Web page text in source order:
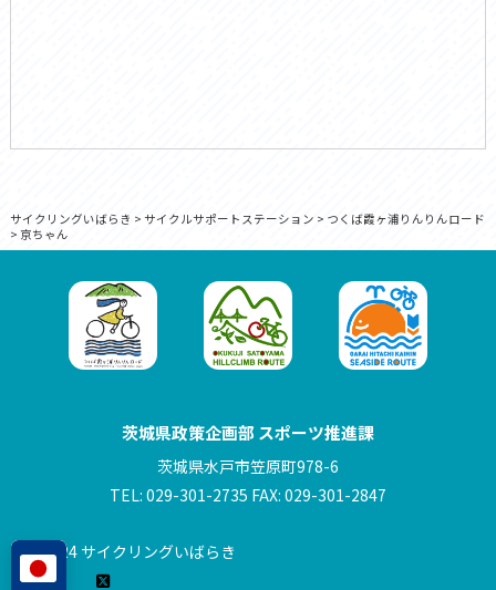
サイクリングいばらき > サイクルサポートステーション > つくば霞ヶ浦りんりんロード
> 京ちゃん
茨城県政策企画部 スポーツ推進課
茨城県水戸市笠原町978-6
TEL: 029-301-2735 FAX: 029-301-2847
© 2024 サイクリングいばらき